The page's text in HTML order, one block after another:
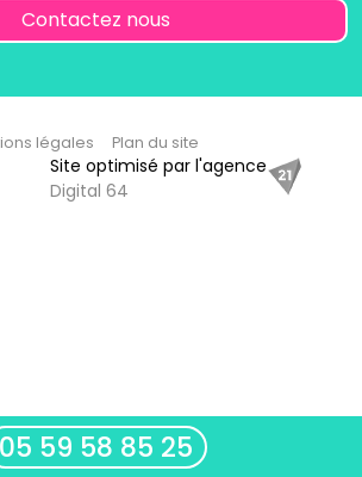
05 59 58 85 25
Contactez nous
légales Plan du site
Site optimisé par l'agence
Digital 64